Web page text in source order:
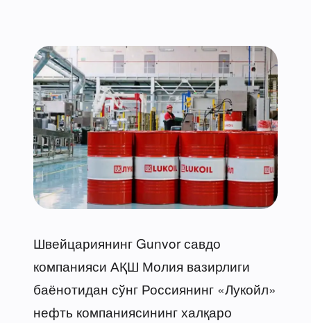
Швейцариянинг Gunvor савдо
компанияси АҚШ Молия вазирлиги
баёнотидан сўнг Россиянинг «Лукойл»
нефть компаниясининг халқаро